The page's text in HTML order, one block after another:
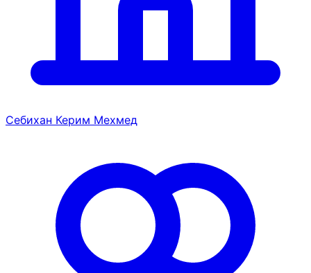
Себихан Керим Мехмед